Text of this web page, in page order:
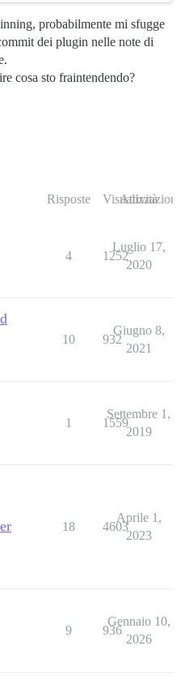
probabilmente mi sfugge
dei plugin nelle note di
cosa sto fraintendendo?
Risposte Visualizzazioni
Attività
4 1252
Luglio 17,
2020
10 932
Giugno 8,
2021
1 1559
Settembre 1,
2019
18 4603
Aprile 1,
2023
9 936
Gennaio 10,
2026